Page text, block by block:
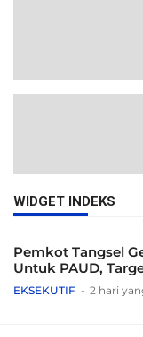
WIDGET INDEKS
Pemkot Tangsel
Untuk PAUD,
EKSEKUTIF 2 hari